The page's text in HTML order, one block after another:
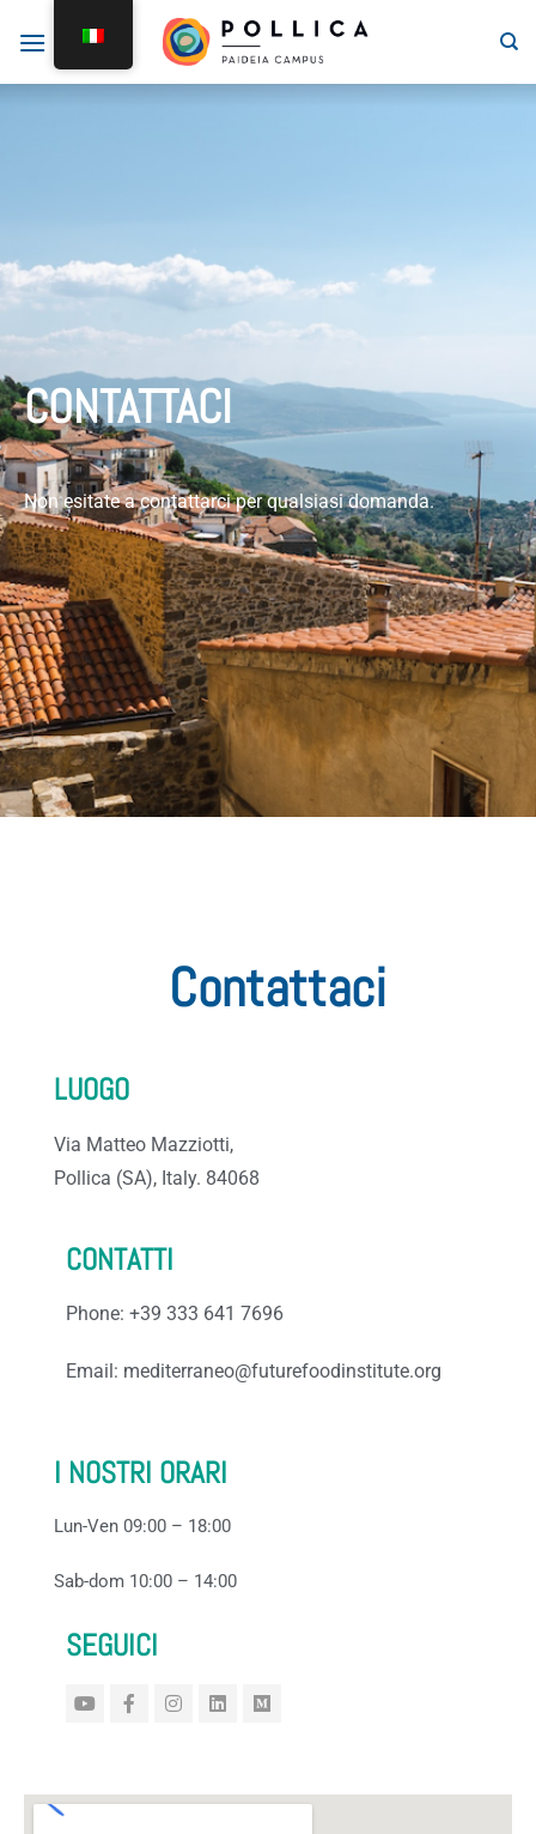
CONTATTACI
Non esitate a contattarci per qualsiasi domanda.
Contattaci
LUOGO
Via Matteo Mazziotti,
Pollica (SA), Italy. 84068
CONTATTI
Phone: +39 333 641 7696
Email: mediterraneo@futurefoodinstitute.org
I NOSTRI ORARI
Lun-Ven 09:00 – 18:00
Sab-dom 10:00 – 14:00
SEGUICI